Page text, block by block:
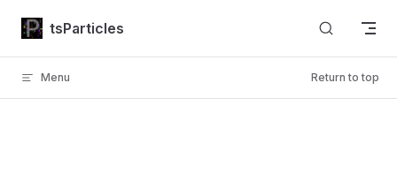
Skip to content
tsParticles
Menu Return to top